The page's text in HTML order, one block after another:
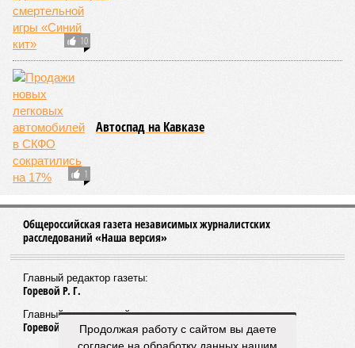
10
1
Автоспад на Кавказе
Общероссийская газета независимых журналистских
расследований «Наша версия»
Главный редактор газеты:
Горевой Р. Г.
Главный редактор сайта:
Горевой Р. Г.Продолжая работу с сайтом вы даете
согласие на обработку данных нашим